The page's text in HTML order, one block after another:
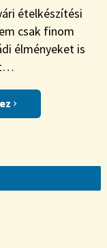
ételkészítési
csak finom
élményeket is